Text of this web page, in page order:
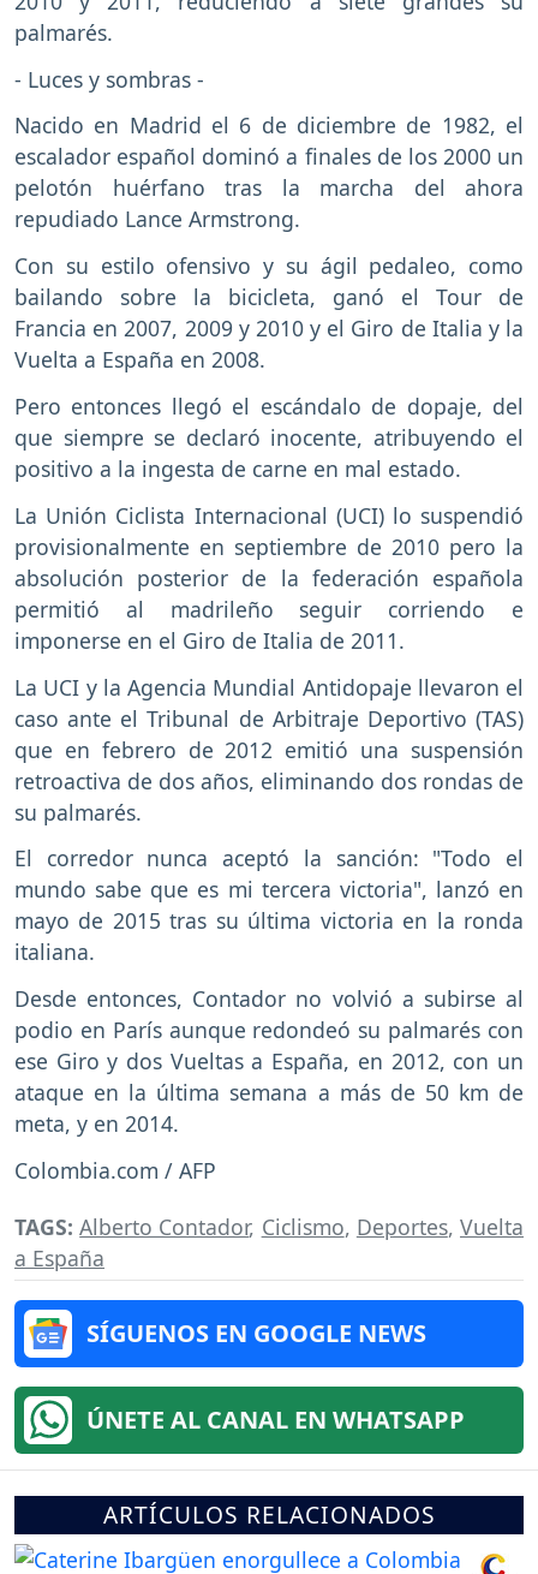
palmarés.
- Luces y sombras -
Nacido en Madrid el 6 de diciembre de 1982, el
escalador español dominó a finales de los 2000 un
pelotón huérfano tras la marcha del ahora
repudiado Lance Armstrong.
Con su estilo ofensivo y su ágil pedaleo, como
bailando sobre la bicicleta, ganó el Tour de
Francia en 2007, 2009 y 2010 y el Giro de Italia y la
Vuelta a España en 2008.
Pero entonces llegó el escándalo de dopaje, del
que siempre se declaró inocente, atribuyendo el
positivo a la ingesta de carne en mal estado.
La Unión Ciclista Internacional (UCI) lo suspendió
provisionalmente en septiembre de 2010 pero la
absolución posterior de la federación española
permitió al madrileño seguir corriendo e
imponerse en el Giro de Italia de 2011.
La UCI y la Agencia Mundial Antidopaje llevaron el
caso ante el Tribunal de Arbitraje Deportivo (TAS)
que en febrero de 2012 emitió una suspensión
retroactiva de dos años, eliminando dos rondas de
su palmarés.
El corredor nunca aceptó la sanción: "Todo el
mundo sabe que es mi tercera victoria", lanzó en
mayo de 2015 tras su última victoria en la ronda
italiana.
Desde entonces, Contador no volvió a subirse al
podio en París aunque redondeó su palmarés con
ese Giro y dos Vueltas a España, en 2012, con un
ataque en la última semana a más de 50 km de
meta, y en 2014.
Colombia.com / AFP
TAGS:Alberto Contador, Ciclismo, Deportes,Vuelta
a España
SÍGUENOS EN GOOGLE NEWS
ÚNETE AL CANAL EN WHATSAPP
ARTÍCULOS RELACIONADOS